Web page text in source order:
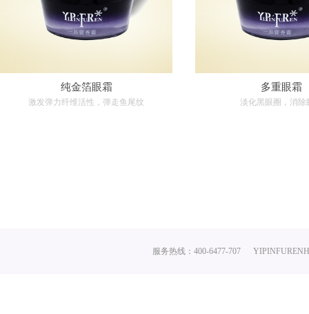
纯金箔眼霜
激发弹力纤维活性，弹走鱼尾纹
多重眼霜
淡化黑眼圈，消除
服务热线：400-6477-707